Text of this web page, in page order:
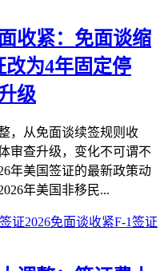
收紧：免面谈缩
改为4年固定停
级
，从免面谈续签规则收
审查升级，变化不可谓不
年美国签证的最新政策动
年美国非移民...
证2026免面谈收紧F-1签证